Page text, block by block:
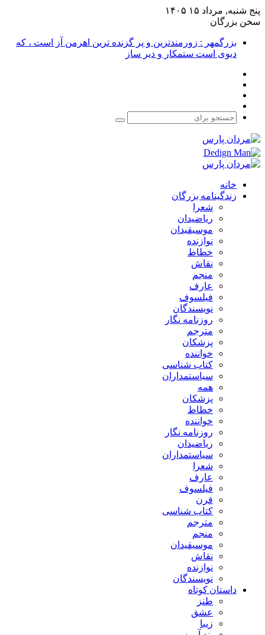
پنج شنبه, مرداد ۱۵ ۱۴۰۵
سخن بزرگان
بزرگمهر : زورمندترین و پر گزنده ترین اهرمن آز است ، که
دیوی است ستمکار و دیر ساز
جستجو
خانه
زندگینامه بزرگان
شعرا
ریاضیدان
موسیقیدان
نوازنده
خطاط
نقاش
منجم
عارف
فیلسوف
نویسندگان
روزنامه نگار
مترجم
پزشکان
خواننده
کتاب شناسی
سیاستمداران
همه
پزشکان
خطاط
خواننده
روزنامه نگار
ریاضیدان
سیاستمداران
شعرا
عارف
فیلسوف
قرن
کتاب شناسی
مترجم
منجم
موسیقیدان
نقاش
نوازنده
نویسندگان
داستان کوتاه
طنز
عشق
زیبا